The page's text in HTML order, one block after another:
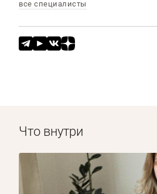
все специалисты
Что внутри